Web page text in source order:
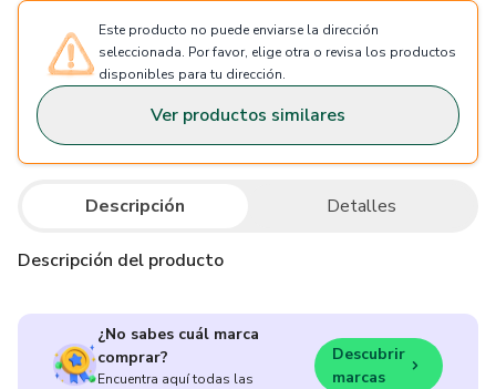
Este producto no puede enviarse la dirección
seleccionada. Por favor, elige otra o revisa los productos
disponibles para tu dirección.
Ver productos similares
Descripción Detalles
Descripción del producto
¿No sabes cuál marca
comprar?
Encuentra aquí todas las
Descubrir
marcas